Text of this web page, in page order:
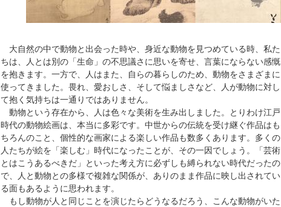
大自然の中で動物と出会った時や、身近な動物を見つめている時、私た
ちは、人とは別の「生命」の不思議さに思いを寄せ、言葉にならない感慨
を抱きます。一方で、人はまた、自らの暮らしのため、動物をさまざまに
使ってきました。畏れ、愛おしさ、そして悩ましさなど、人が動物に対し
て抱く気持ちは一通りではありません。
動物という存在から、人は色々な美術を生み出しました。とりわけ江戸
時代の動物絵画は、本当に多彩です。中世からの伝統を受け継ぐ作品はも
ちろんのこと、個性的な画家による楽しい作品も数多くあります。多くの
人たちが絵を「楽しむ」時代になったことが、その一因でしょう。「芸術
とはこうあるべきだ」といった考え方に必ずしも縛られない時代だったの
で、人と動物との多様で複雑な関係が、ありのまま作品に映し出されてい
る面もあるように思われます。
もし動物が人と同じことを演じたらどうなるだろう、こんな動物がいた